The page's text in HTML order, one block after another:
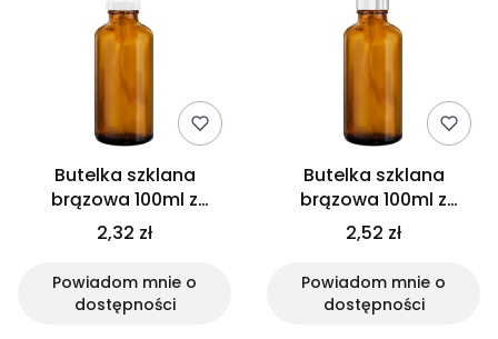
Butelka szklana
brązowa 100ml z
atomizerem białym
2,32 zł
Powiadom mnie o
dostępności
Butelka szklana
brązowa 100ml z
atomizerem srebrnym
2,52 zł
Powiadom mnie o
dostępności